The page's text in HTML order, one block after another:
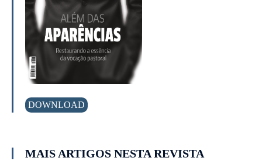
DOWNLOAD
MAIS ARTIGOS NESTA REVISTA